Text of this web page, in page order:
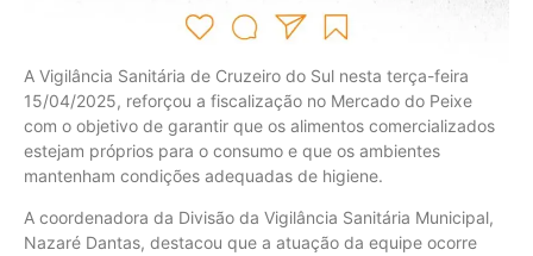
A Vigilância Sanitária de Cruzeiro do Sul nesta terça-feira
15/04/2025, reforçou a fiscalização no Mercado do Peixe
com o objetivo de garantir que os alimentos comercializados
estejam próprios para o consumo e que os ambientes
mantenham condições adequadas de higiene.
A coordenadora da Divisão da Vigilância Sanitária Municipal,
Nazaré Dantas, destacou que a atuação da equipe ocorre